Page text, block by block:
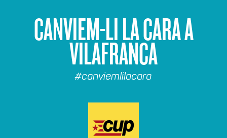
CANVIEM-LI LA CARA A
VILAFRANCA
#canviemlilacara